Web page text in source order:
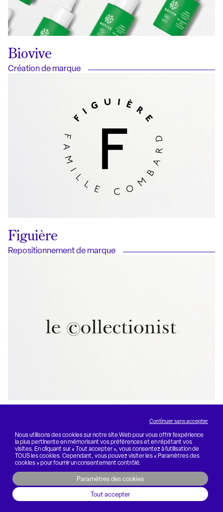
Biovive
Création de marque
Figuière
Repositionnement de marque
Création de marque
Agence Simone 2026 75 rue de Richelieu 75002 Paris
Nous utilisons des cookies sur notre site Web pour vous offrir l'expérience
la plus pertinente en mémorisant vos préférences et en répétant vos
visites. En cliquant sur « Tout accepter », vous consentez à l'utilisation de
TOUS les cookies. Cependant, vous pouvez visiter les « Paramètres des
cookies » pour fournir un consentement contrôlé.
Continuer sans accepter
Paramètres des cookies
Tout accepter